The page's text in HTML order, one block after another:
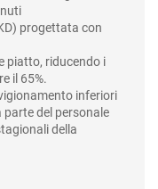
progettata con
piatto, riducendo i
il 65%.
inferiori
del personale
della